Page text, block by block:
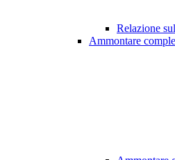
Relazione
Ammontare